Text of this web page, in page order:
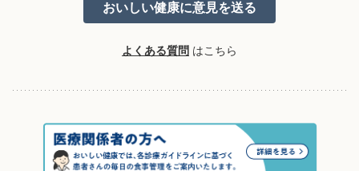
よくある質問 はこちら